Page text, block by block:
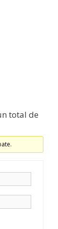
total de